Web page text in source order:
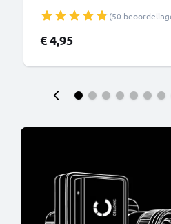
(50
€ 4,95